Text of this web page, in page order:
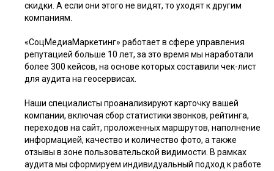
скидки. А если они этого не видят, то уходят к другим
компаниям.
«СоцМедиаМаркетинг» работает в сфере управления
репутацией больше 10 лет, за это время мы наработали
более 300 кейсов, на основе которых составили чек-лист
для аудита на геосервисах.
Наши специалисты проанализируют карточку вашей
компании, включая сбор статистики звонков, рейтинга,
переходов на сайт, проложенных маршрутов, наполнение
информацией, качество и количество фото, а также
отзывы в зоне пользовательской видимости. В рамках
аудита мы сформируем индивидуальный подход к работе